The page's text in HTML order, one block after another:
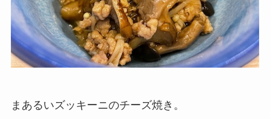
まあるいズッキーニのチーズ焼き。